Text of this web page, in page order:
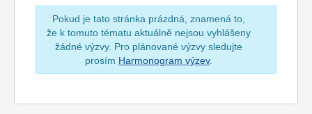
Pokud je tato stránka prázdná, znamená to,
že k tomuto tématu aktuálně nejsou vyhlášeny
žádné výzvy. Pro plánované výzvy sledujte
prosím Harmonogram výzev.